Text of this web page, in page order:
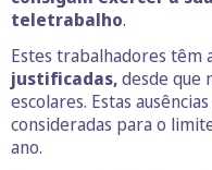
teletrabalho.
Estes trabalhadores têm
justificadas,desde que
escolares. Estas
consideradas para o
ano.